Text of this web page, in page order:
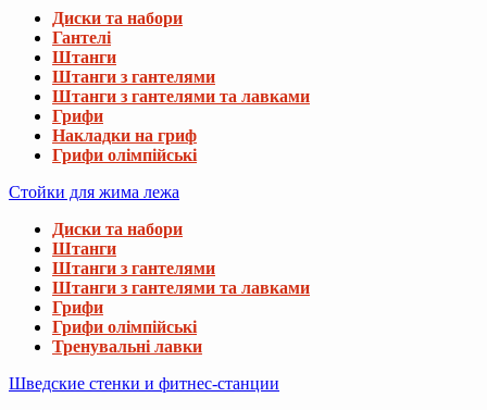
Диски та набори
Гантелі
Штанги
Штанги з гантелями
Штанги з гантелями та лавками
Грифи
Накладки на гриф
Грифи олімпійські
Стойки для жима лежа
Диски та набори
Штанги
Штанги з гантелями
Штанги з гантелями та лавками
Грифи
Грифи олімпійські
Тренувальні лавки
Шведские стенки и фитнес-станции